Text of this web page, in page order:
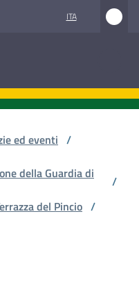
ITA
ed eventi /
della Guardia di
/
del Pincio /